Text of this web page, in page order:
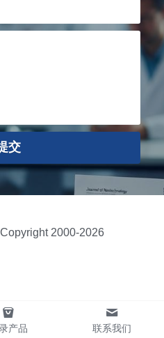
交
2000-2026
产品 联系我们